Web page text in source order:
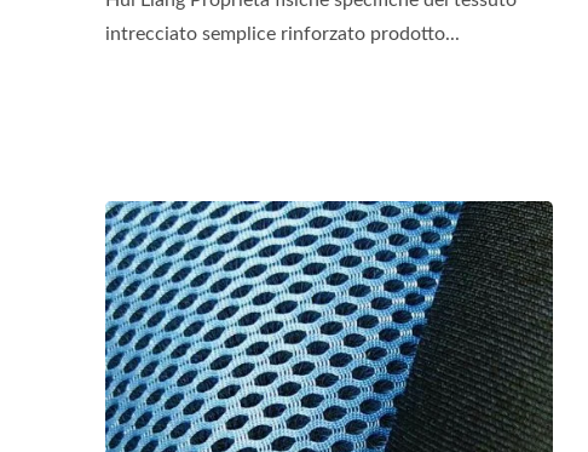
intrecciato semplice rinforzato prodotto...